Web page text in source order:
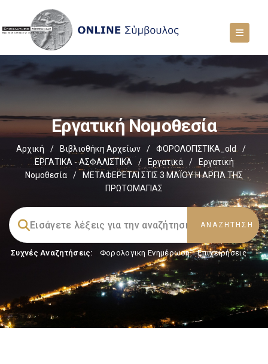
Εργατική Νομοθεσία
Αρχική / Βιβλιοθήκη Αρχείων / ΦΟΡΟΛΟΓΙΣΤΙΚΑ_old
/
ΕΡΓΑΤΙΚΑ - ΑΣΦΑΛΙΣΤΙΚΑ
/ Εργατικά /
Εργατική
Νομοθεσία
/
ΜΕΤΑΦΕΡΕΤΑΙ ΣΤΙΣ 3 ΜΑΪΟΥ Η ΑΡΓΙΑ ΤΗΣ
ΠΡΩΤΟΜΑΓΙΑΣ
Συχνές Αναζητήσεις: Φορολογικη Ενημέρωση, Επιχειρήσεις